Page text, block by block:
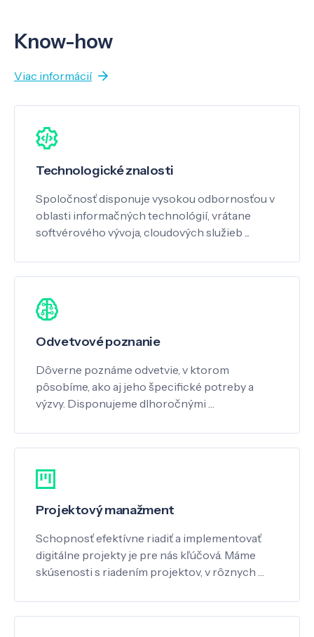
Know-how
Viac informácií
Technologické znalosti
Spoločnosť disponuje vysokou odbornosťou v
oblasti informačných technológií, vrátane
softvérového vývoja, cloudových služieb ...
Odvetvové poznanie
Dôverne poznáme odvetvie, v ktorom
pôsobíme, ako aj jeho špecifické potreby a
výzvy. Disponujeme dlhoročnými …
Projektový manažment
Schopnosť efektívne riadiť a implementovať
digitálne projekty je pre nás kľúčová. Máme
skúsenosti s riadením projektov, v rôznych …